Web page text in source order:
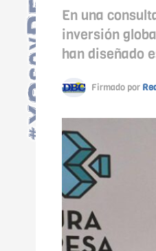
En una
inversión
han diseñado
Firmado por